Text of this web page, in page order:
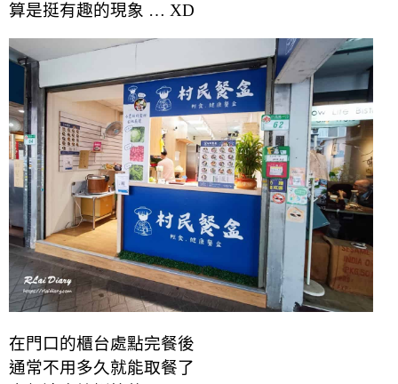
算是挺有趣的現象 … XD
在門口的櫃台處點完餐後
通常不用多久就能取餐了